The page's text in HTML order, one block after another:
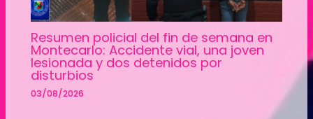
Resumen policial del fin de semana en
Montecarlo: Accidente vial, una joven
lesionada y dos detenidos por
disturbios
03/08/2026